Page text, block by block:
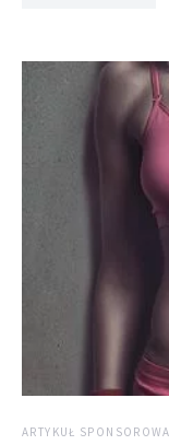
ARTYKUŁ